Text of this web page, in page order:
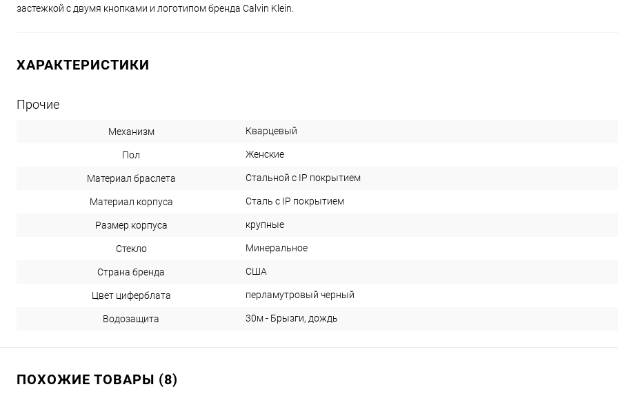
застежкой с двумя кнопками и логотипом бренда Calvin Klein.
ХАРАКТЕРИСТИКИ
Прочие
Механизм Кварцевый
Пол Женские
Материал браслета Стальной с IP покрытием
Материал корпуса Сталь с IP покрытием
Размер корпуса крупные
Стекло Минеральное
Страна бренда США
Цвет циферблата перламутровый черный
Водозащита 30м - Брызги, дождь
ПОХОЖИЕ ТОВАРЫ (8)